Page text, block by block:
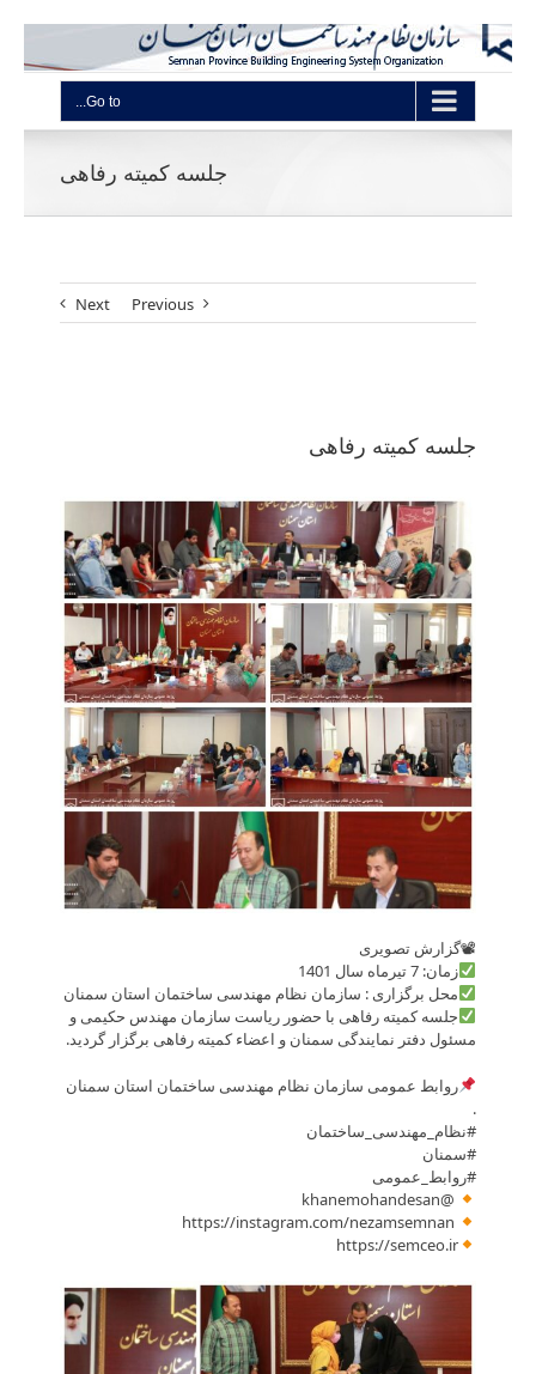
Go to...
جلسه کمیته رفاهی
Previous
Next
Image
جلسه کمیته رفاهی
📽گزارش تصویری
زمان: 7 تیرماه سال 1401
محل برگزاری : سازمان نظام مهندسی ساختمان استان سمنان
جلسه کمیته رفاهی با حضور ریاست سازمان مهندس حکیمی و
مسئول دفتر نمایندگی سمنان و اعضاء کمیته رفاهی برگزار گردید.
روابط عمومی سازمان نظام مهندسی ساختمان استان سمنان
.
#نظام_مهندسی_ساختمان
#سمنان
#روابط_عمومی
@khanemohandesan
https://semceo.ir